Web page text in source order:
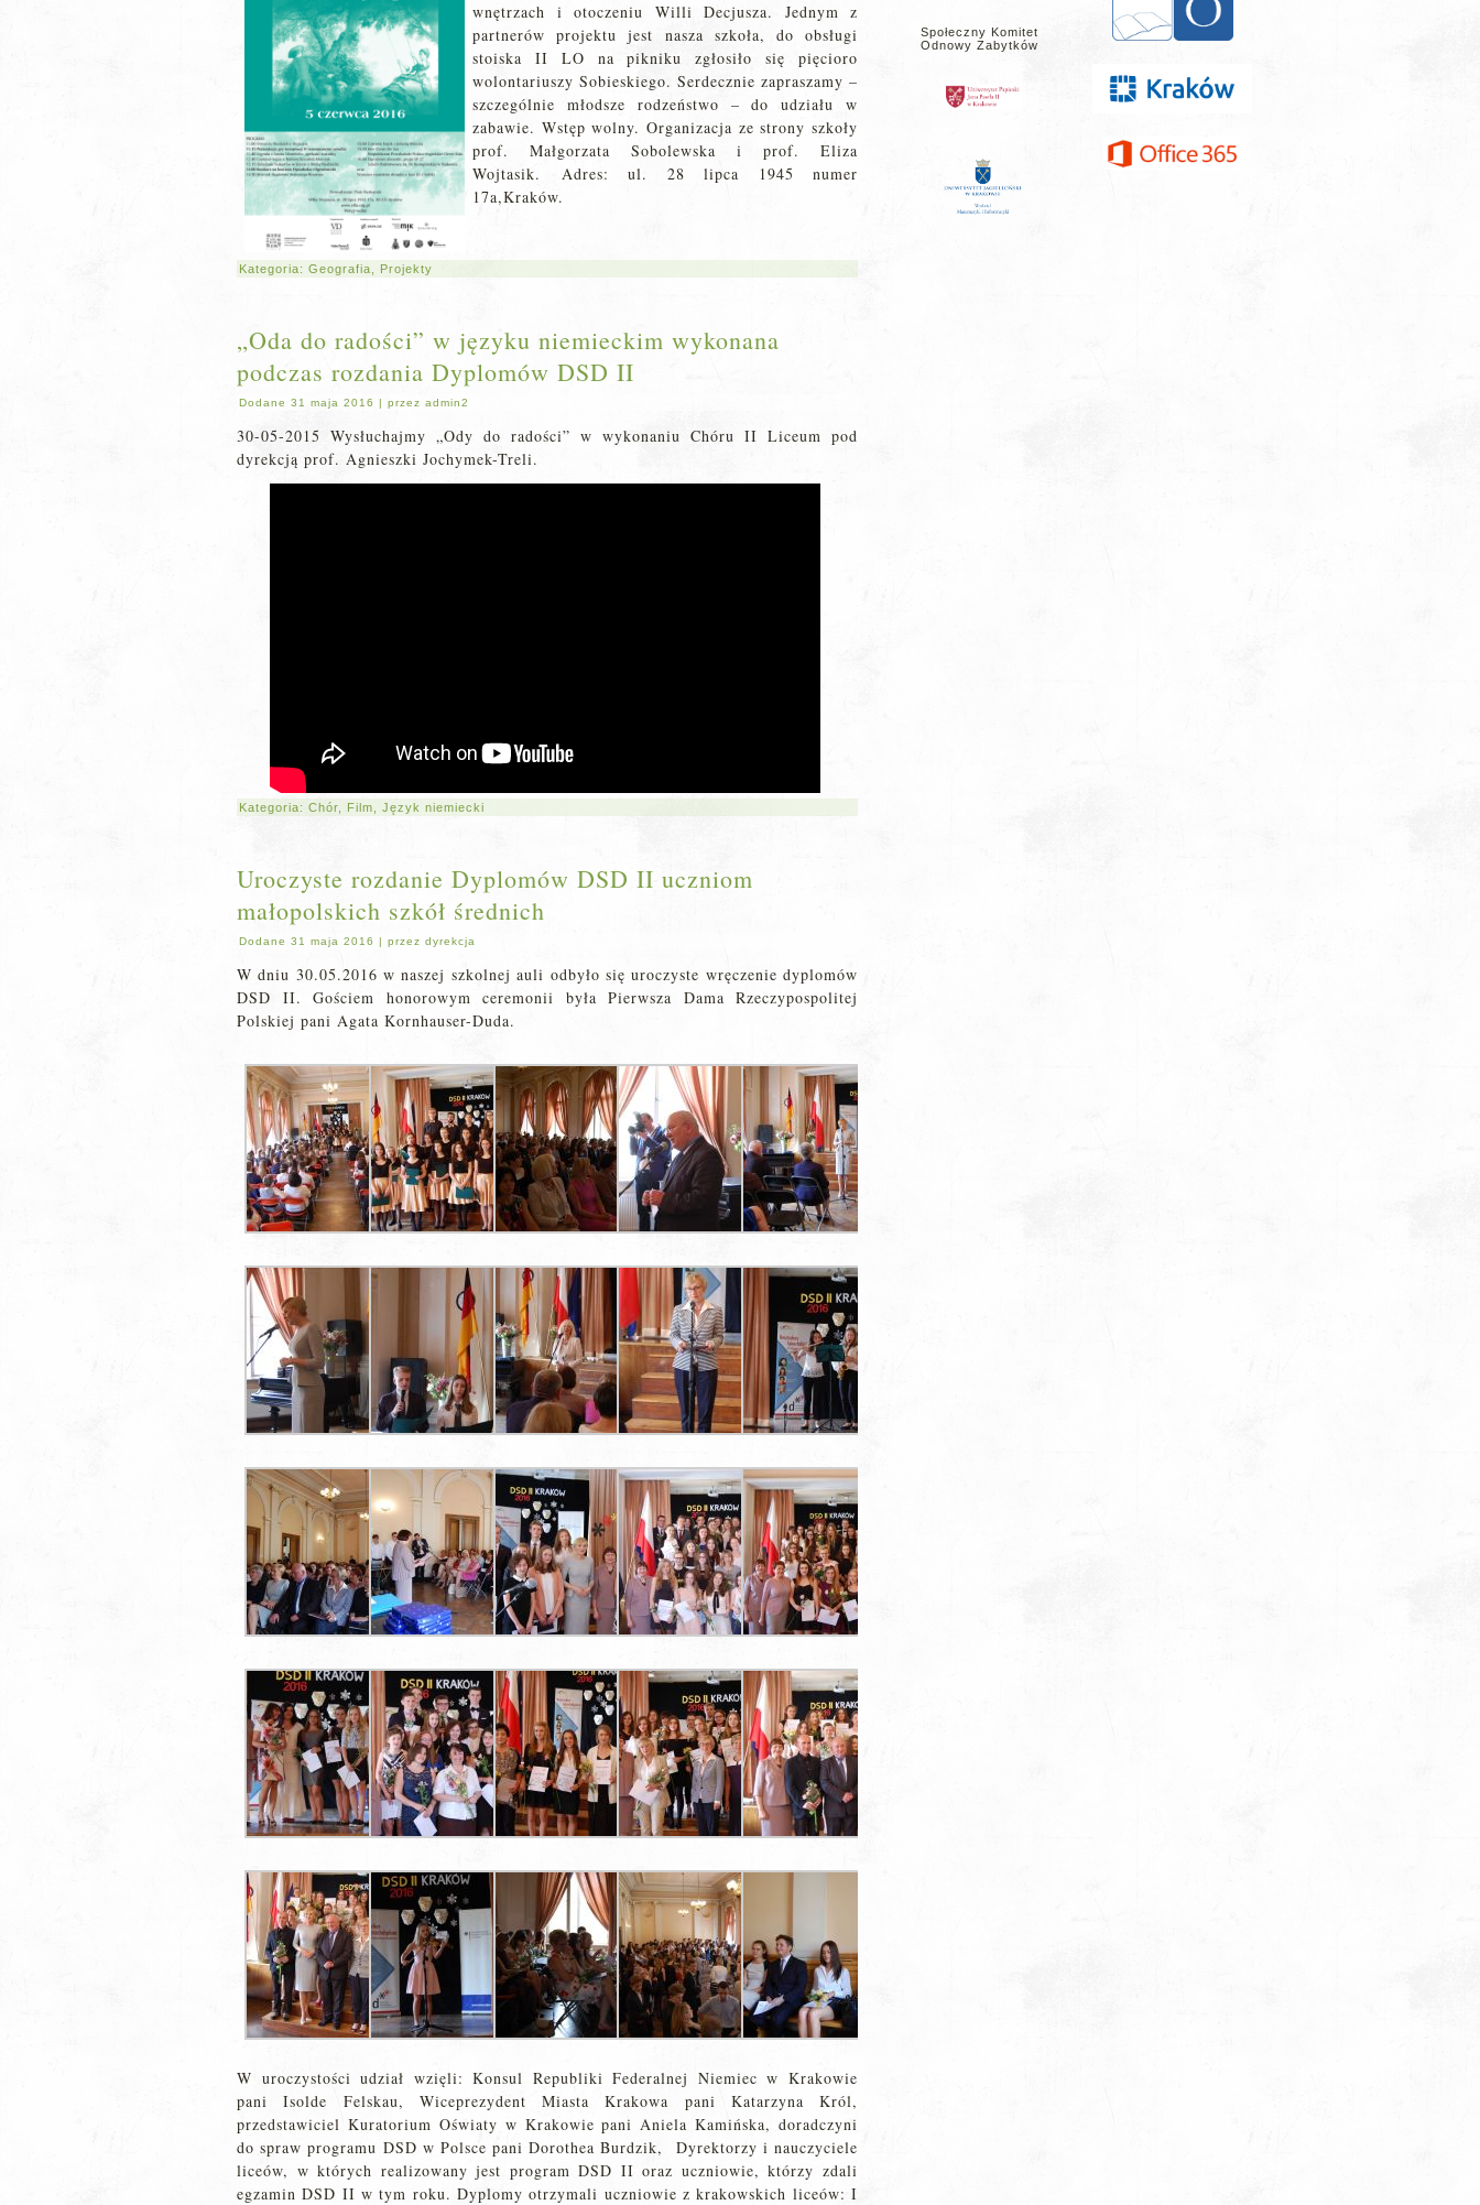
wnętrzach i otoczeniu Willi Decjusza. Jednym z
partnerów projektu jest nasza szkoła, do obsługi
stoiska II LO na pikniku zgłosiło się pięcioro
wolontariuszy Sobieskiego. Serdecznie zapraszamy –
szczególnie młodsze rodzeństwo – do udziału w
zabawie. Wstęp wolny. Organizacja ze strony szkoły
prof. Małgorzata Sobolewska i prof. Eliza
Wojtasik. Adres: ul. 28 lipca 1945 numer
17a,Kraków.
Kategoria: Geografia Projekty
„Oda do radości” w języku niemieckim wykonana
podczas rozdania Dyplomów DSD II
Dodane 31 maja 2016 | przez admin2
30-05-2015 Wysłuchajmy „Ody do radości” w wykonaniu Chóru II Liceum pod
dyrekcją prof. Agnieszki Jochymek-Treli.
Kategoria: Chór Film Język niemiecki
Uroczyste rozdanie Dyplomów DSD II uczniom
małopolskich szkół średnich
Dodane 31 maja 2016 | przez dyrekcja
W dniu 30.05.2016 w naszej szkolnej auli odbyło się uroczyste wręczenie dyplomów
DSD II. Gościem honorowym ceremonii była Pierwsza Dama Rzeczypospolitej
Polskiej pani Agata Kornhauser-Duda.
W uroczystości udział wzięli: Konsul Republiki Federalnej Niemiec w Krakowie
pani Isolde Felskau, Wiceprezydent Miasta Krakowa pani Katarzyna Król,
przedstawiciel Kuratorium Oświaty w Krakowie pani Aniela Kamińska, doradczyni
do spraw programu DSD w Polsce pani Dorothea Burdzik, Dyrektorzy i nauczyciele
liceów, w których realizowany jest program DSD II oraz uczniowie, którzy zdali
egzamin DSD II w tym roku. Dyplomy otrzymali uczniowie z krakowskich liceów: I
Społeczny Komitet
Odnowy Zabytków